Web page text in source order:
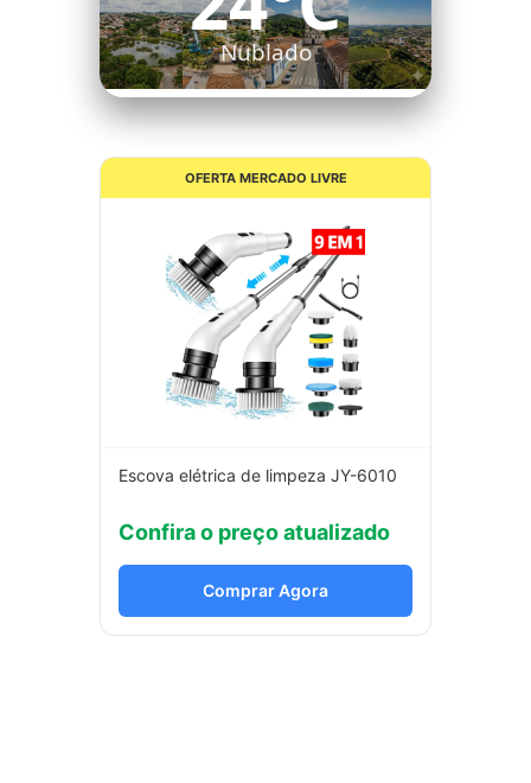
Nublado
OFERTA MERCADO LIVRE
Escova elétrica de limpeza JY-6010
Confira o preço atualizado
Comprar Agora